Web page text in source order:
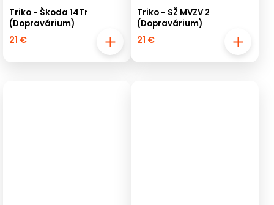
Triko - Škoda 14Tr
(Dopravárium)
21 €
Triko - SŽ MVZV 2
(Dopravárium)
21 €